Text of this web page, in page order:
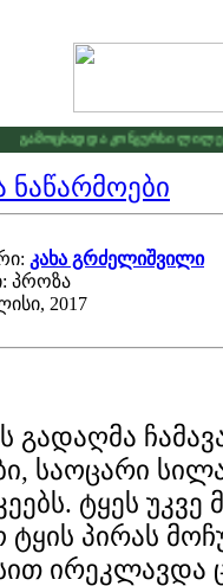
კონკურსი ლილე2026 .
ნაწარმოები
კახა გრძელიშვილი
პროზა
2017
გადაღმა
საოცარი
ტყეს
პირას
ირეკლავდა